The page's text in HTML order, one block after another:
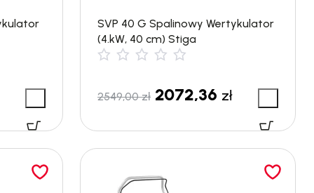
SVP 40 G Spalinowy Wertykulator
(4.kW, 40 cm) Stiga
2549,00zł 2072,36 zł